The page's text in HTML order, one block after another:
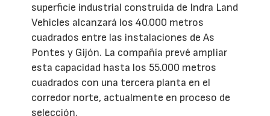
superficie industrial construida de Indra Land
Vehicles alcanzará los 40.000 metros
cuadrados entre las instalaciones de As
Pontes y Gijón. La compañía prevé ampliar
esta capacidad hasta los 55.000 metros
cuadrados con una tercera planta en el
corredor norte, actualmente en proceso de
selección.